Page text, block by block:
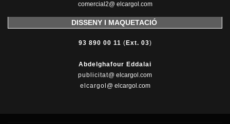
comercial2@ elcargol.com
DISSENY I MAQUETACIÓ
93 890 00 11 ( Ext. 03)
Abdelghafour Eddalai
publicitat@ elcargol.com
elcargol @ elcargol.com